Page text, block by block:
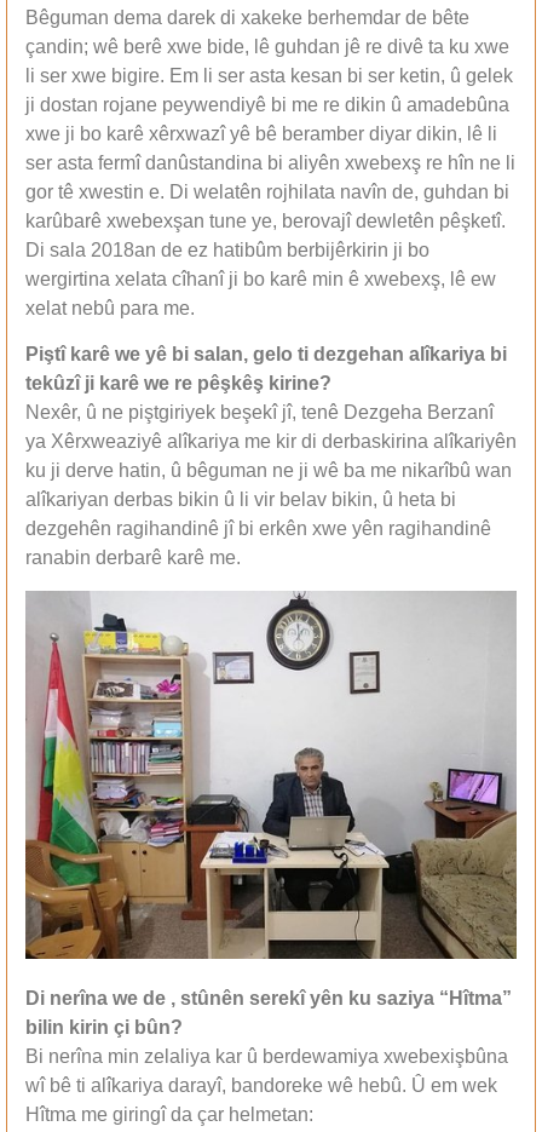
Bêguman dema darek di xakeke berhemdar de bête
çandin; wê berê xwe bide, lê guhdan jê re divê ta ku xwe
li ser xwe bigire. Em li ser asta kesan bi ser ketin, û gelek
ji dostan rojane peywendiyê bi me re dikin û amadebûna
xwe ji bo karê xêrxwazî yê bê beramber diyar dikin, lê li
ser asta fermî danûstandina bi aliyên xwebexş re hîn ne li
gor tê xwestin e. Di welatên rojhilata navîn de, guhdan bi
karûbarê xwebexşan tune ye, berovajî dewletên pêşketî.
Di sala 2018an de ez hatibûm berbijêrkirin ji bo
wergirtina xelata cîhanî ji bo karê min ê xwebexş, lê ew
xelat nebû para me.
Piştî karê we yê bi salan, gelo ti dezgehan alîkariya bi
tekûzî ji karê we re pêşkêş kirine?
Nexêr, û ne piştgiriyek beşekî jî, tenê Dezgeha Berzanî
ya Xêrxweaziyê alîkariya me kir di derbaskirina alîkariyên
ku ji derve hatin, û bêguman ne ji wê ba me nikarîbû wan
alîkariyan derbas bikin û li vir belav bikin, û heta bi
dezgehên ragihandinê jî bi erkên xwe yên ragihandinê
ranabin derbarê karê me.
Di nerîna we de , stûnên serekî yên ku saziya “Hîtma”
bilin kirin çi bûn?
Bi nerîna min zelaliya kar û berdewamiya xwebexişbûna
wî bê ti alîkariya darayî, bandoreke wê hebû. Û em wek
Hîtma me giringî da çar helmetan: